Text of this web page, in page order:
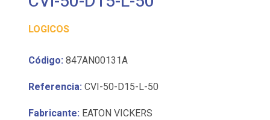
LOGICOS
Código: 847AN00131A
Referencia: CVI-50-D15-L-50
Fabricante: EATON VICKERS